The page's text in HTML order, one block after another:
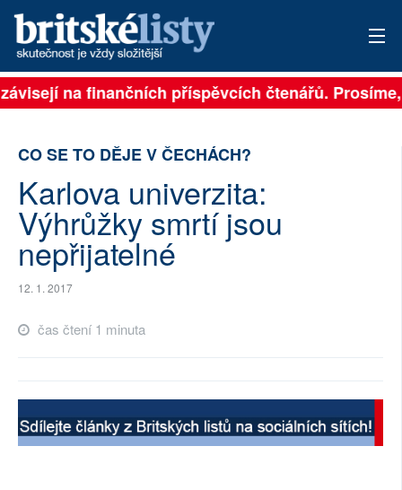
PŘIHLÁSIT
ROZHOVORY
TÉMATA
AUTOŘI
SOCIÁLNÍ SÍTĚ
na finančních příspěvcích čtenářů.
CO SE TO DĚJE V ČECHÁCH?
Karlova univerzita:
Výhrůžky smrtí jsou
nepřijatelné
12. 1. 2017
čas čtení 1 minuta